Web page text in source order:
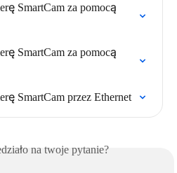
SmartCam za pomocą
SmartCam za pomocą
SmartCam przez Ethernet
na twoje pytanie?